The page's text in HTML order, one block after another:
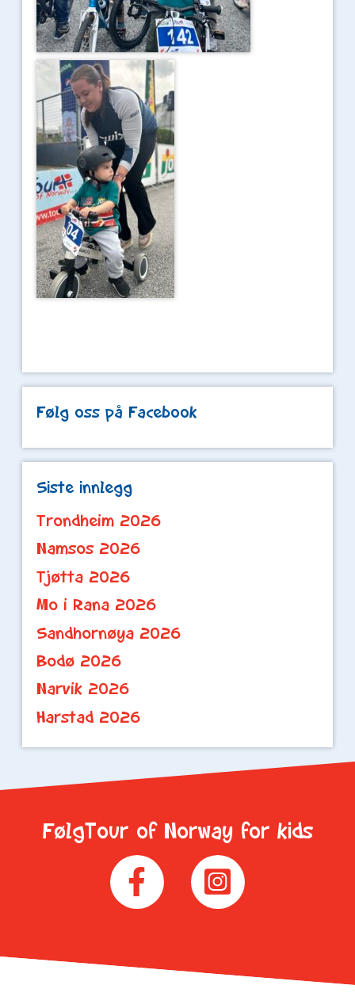
Følg oss på Facebook
Siste innlegg
Trondheim 2026
Namsos 2026
Tjøtta 2026
Mo i Rana 2026
Sandhornøya 2026
Bodø 2026
Narvik 2026
Harstad 2026
FølgTour of Norway for kids